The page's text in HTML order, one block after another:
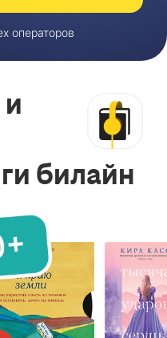
операторов
билайн